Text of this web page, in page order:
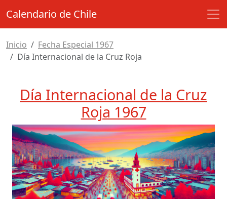
Calendario de Chile
Inicio
Fecha Especial 1967
Día Internacional de la Cruz Roja
Día Internacional de la Cruz
Roja 1967